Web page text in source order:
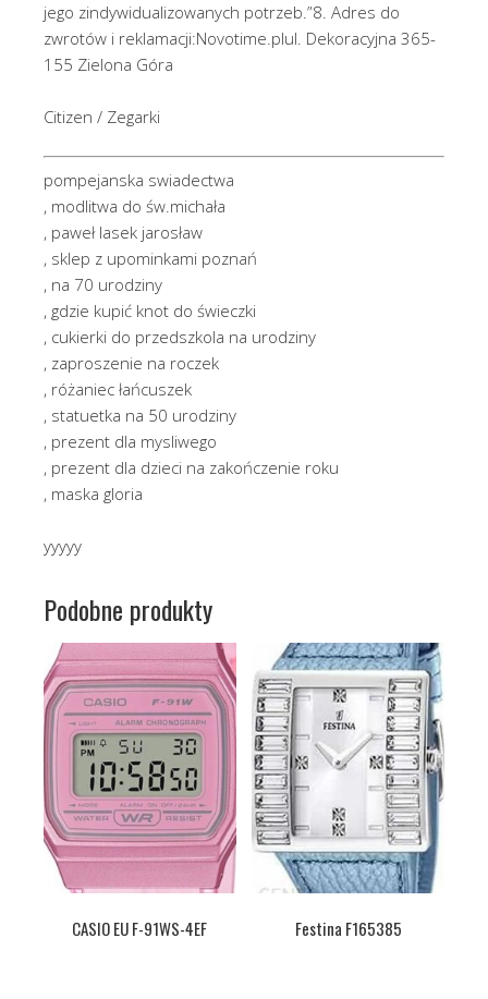
jego zindywidualizowanych potrzeb.”8. Adres do
zwrotów i reklamacji:Novotime.plul. Dekoracyjna 365-
155 Zielona Góra
Citizen / Zegarki
pompejanska swiadectwa
, modlitwa do św.michała
, paweł lasek jarosław
, sklep z upominkami poznań
, na 70 urodziny
, gdzie kupić knot do świeczki
, cukierki do przedszkola na urodziny
, zaproszenie na roczek
, różaniec łańcuszek
, statuetka na 50 urodziny
, prezent dla mysliwego
, prezent dla dzieci na zakończenie roku
, maska gloria
yyyyy
Podobne produkty
CASIO EU F-91WS-4EF Festina F165385